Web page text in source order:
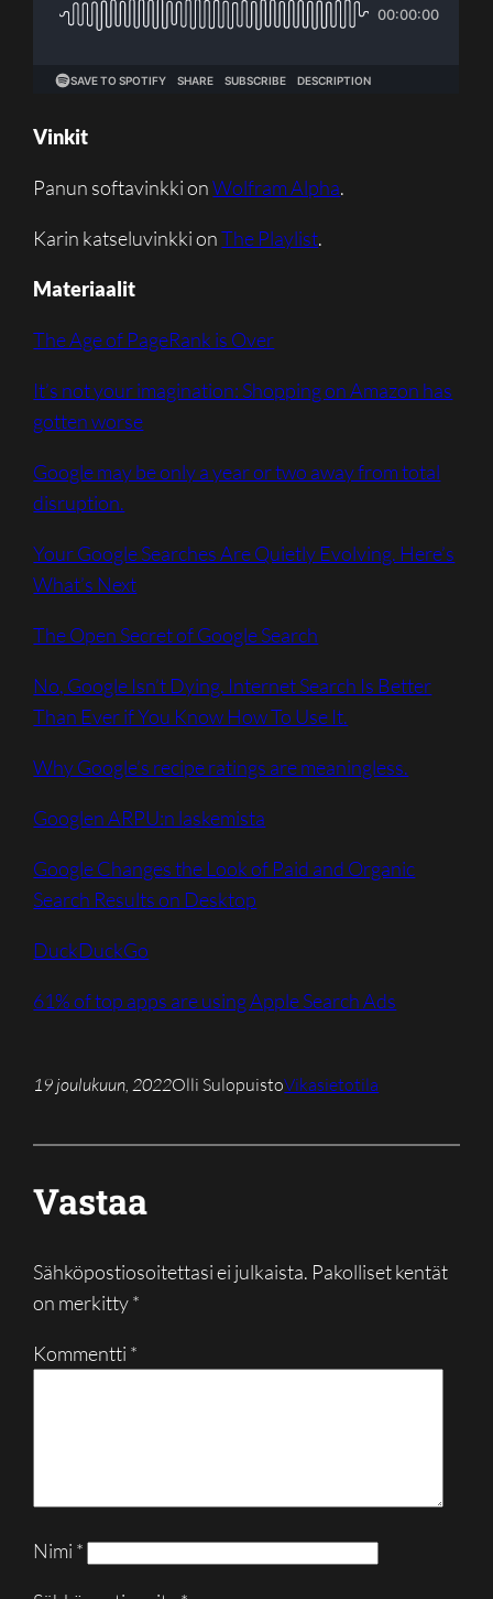
Vinkit
Panun softavinkki onWolfram Alpha.
Karin katseluvinkki onThe Playlist.
Materiaalit
The Age of PageRank is Over
It’s not your imagination: Shopping on Amazon has
gotten worse
Google may be only a year or two away from total
disruption.
Your Google Searches Are Quietly Evolving. Here’s
What’s Next
The Open Secret of Google Search
No, Google Isn’t Dying. Internet Search Is Better
Than Ever if You Know How To Use It.
Why Google’s recipe ratings are meaningless.
Googlen ARPU:n laskemista
Google Changes the Look of Paid and Organic
Search Results on Desktop
DuckDuckGo
61% of top apps are using Apple Search Ads
19 joulukuun, 2022Olli SulopuistoVikasietotila
Vastaa
Sähköpostiosoitettasi ei julkaista. Pakolliset kentät
on merkitty*
Kommentti *
Nimi *